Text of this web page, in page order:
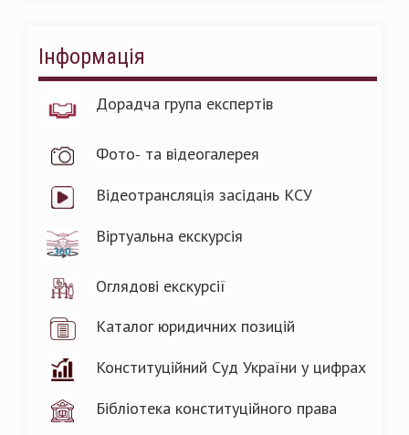
Інформація
Дорадча група експертів
Фото- та відеогалерея
Відеотрансляція засідань КСУ
Віртуальна екскурсія
Оглядові екскурсії
Каталог юридичних позицій
Конституційний Суд України у цифрах
Бібліотека конституційного права